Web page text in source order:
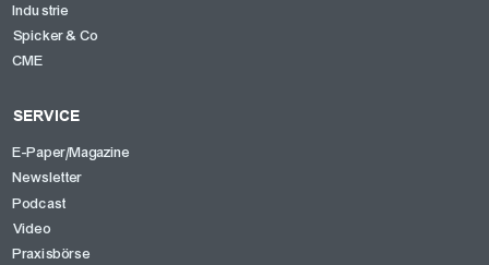
Industrie
Spicker & Co
CME
SERVICE
E-Paper/Magazine
Newsletter
Podcast
Video
Praxisbörse